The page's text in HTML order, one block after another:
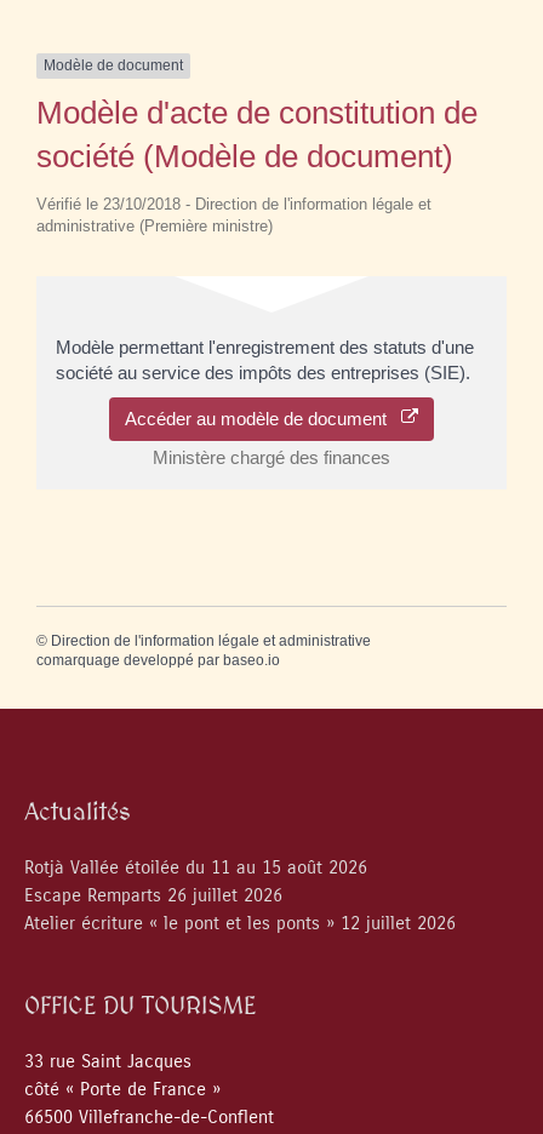
Modèle de document
Modèle d'acte de constitution de
société (Modèle de document)
Vérifié le 23/10/2018 - Direction de l'information légale et
administrative (Première ministre)
Modèle permettant l'enregistrement des statuts d'une
société au service des impôts des entreprises (SIE).
Accéder au modèle de document
Ministère chargé des finances
© Direction de l'information légale et administrative
comarquage developpé par baseo.io
Actualités
Rotjà Vallée étoilée du 11 au 15 août 2026
Escape Remparts 26 juillet 2026
Atelier écriture « le pont et les ponts » 12 juillet 2026
OFFICE DU TOURISME
33 rue Saint Jacques
côté « Porte de France »
66500 Villefranche-de-Conflent